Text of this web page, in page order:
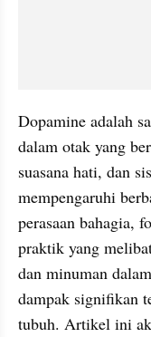
Dopamine adalah
dalam otak yang
suasana hati, dan
mempengaruhi
perasaan bahagia,
praktik yang
dan minuman
dampak signifikan
tubuh. Artikel ini